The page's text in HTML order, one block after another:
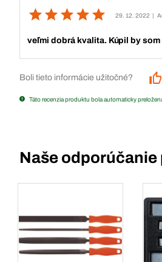
29. 12. 2022 |
veľmi dobrá kvalita. Kúpil by
Boli tieto informácie užitočné?
Táto recenzia produktu bola automaticky
Naše odporúčanie